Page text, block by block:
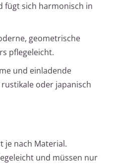
fügt sich harmonisch in
geometrische
pflegeleicht.
und einladende
oder japanisch
je nach Material.
und müssen nur